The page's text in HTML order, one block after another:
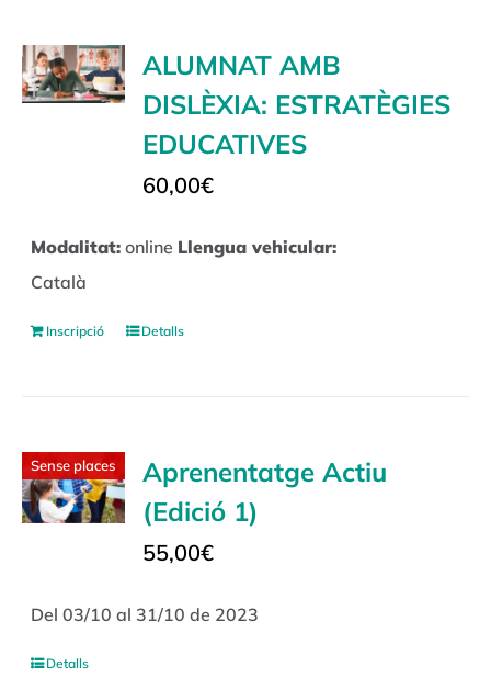
ALUMNAT AMB
DISLÈXIA: ESTRATÈGIES
EDUCATIVES
60,00€
Modalitat: online Llengua vehicular:
Català
Inscripció Detalls
Sense places
Aprenentatge Actiu
(Edició 1)
55,00€
Del 03/10 al 31/10 de 2023
Detalls